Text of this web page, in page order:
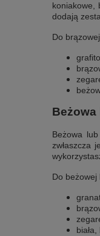
koniakowe,
dodają
Do
Beżowa
zwłaszcza
Do